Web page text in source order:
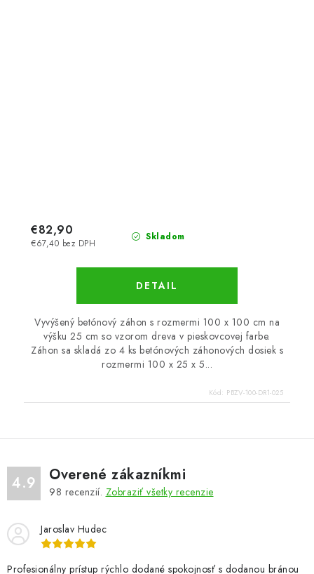
Skladom
€67,40 bez DPH
€82,90
DETAIL
Vyvýšený betónový záhon s rozmermi 100 x 100 cm na
výšku 25 cm so vzorom dreva v pieskovcovej farbe.
Záhon sa skladá zo 4 ks betónových záhonových dosiek s
rozmermi 100 x 25 x 5...
Kód: PBZV-100-DR1-025
4.9 Overené zákazníkmi
98 recenzií. Zobraziť všetky recenzie
Jaroslav Hudec
Profesionálny prístup rýchlo dodané spokojnosť s dodanou bránou